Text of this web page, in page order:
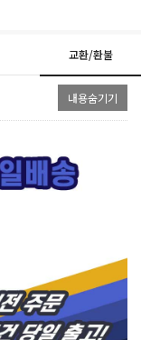
교환/환불
내용숨기기